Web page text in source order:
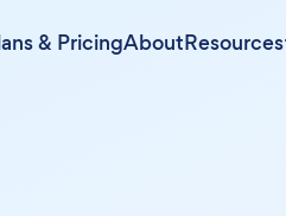
& PricingAboutResources